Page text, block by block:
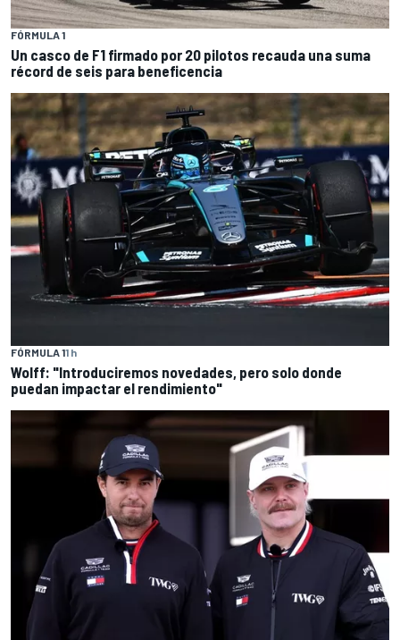
FÓRMULA 1
Un casco de F1 firmado por 20 pilotos recauda una suma
récord de seis para beneficencia
FÓRMULA 11 h
Wolff: "Introduciremos novedades, pero solo donde
puedan impactar el rendimiento"